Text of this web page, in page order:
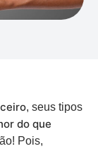
, seus tipos
do que
Pois,